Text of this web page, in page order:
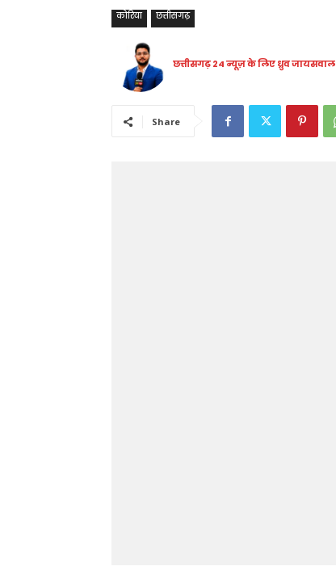
कोरिया छत्तीसगढ़
छत्तीसगढ़ 24 न्यूज़ के लिए ध्रुव जायसवाल
Share